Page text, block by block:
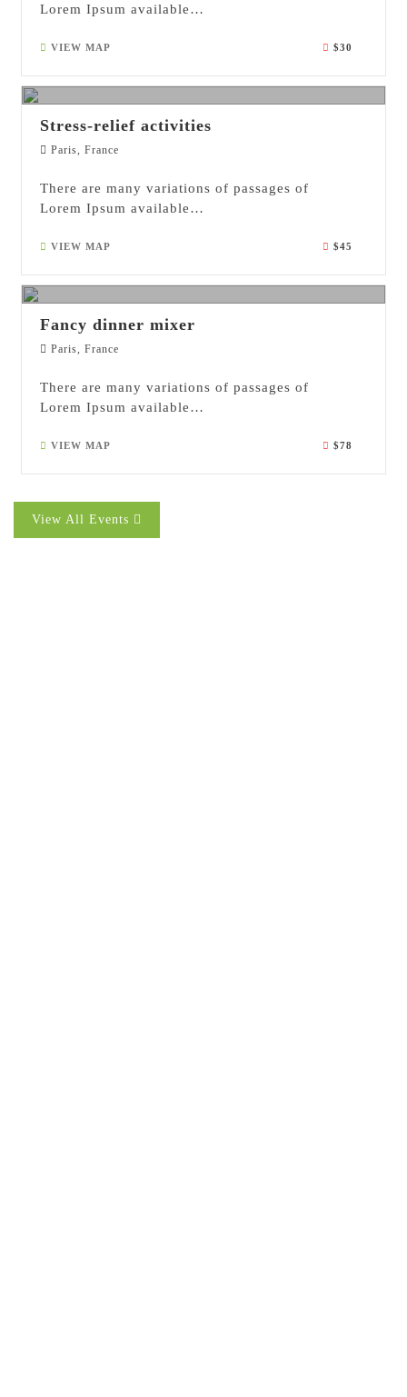
Lorem Ipsum available…
VIEW MAP $30
15
Stress-relief activities
Paris, France
There are many variations of passages of
Lorem Ipsum available…
VIEW MAP $45
26
Fancy dinner mixer
Paris, France
There are many variations of passages of
Lorem Ipsum available…
VIEW MAP $78
View All Events